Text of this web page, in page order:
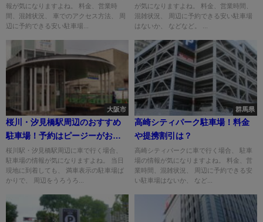
報が気になりますよね。 料金、営業時
間、混雑状況、 車でのアクセス方法、 周
辺に予約できる安い駐車場...
が気になりますよね。 料金、営業時間、
混雑状況、 周辺に予約できる安い駐車場
はないか、 などなど。 ...
大阪市
桜川・汐見橋駅周辺のおすすめ
駐車場！予約はピージーがおす
すめ！
桜川駅・汐見橋駅周辺に車で行く場合、
駐車場の情報が気になりますよね。 当日
現地に到着しても、 満車表示の駐車場ば
かりで、 周辺をうろうろ...
群馬県
高崎シティパーク駐車場！料金
や提携割引は？
高崎シティパークに車で行く場合、 駐車
場の情報が気になりますよね。 料金、営
業時間、混雑状況、 周辺に予約できる安
い駐車場はないか、 など...